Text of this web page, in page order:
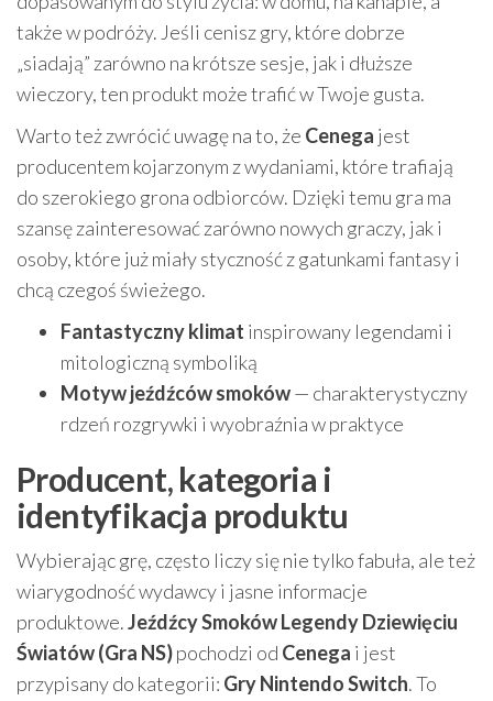
także w podróży. Jeśli cenisz gry, które dobrze
„siadają” zarówno na krótsze sesje, jak i dłuższe
wieczory, ten produkt może trafić w Twoje gusta.
Warto też zwrócić uwagę na to, że Cenega jest
producentem kojarzonym z wydaniami, które trafiają
do szerokiego grona odbiorców. Dzięki temu gra ma
szansę zainteresować zarówno nowych graczy, jak i
osoby, które już miały styczność z gatunkami fantasy i
chcą czegoś świeżego.
Fantastyczny klimat inspirowany legendami i
mitologiczną symboliką
Motyw jeźdźców smoków— charakterystyczny
rdzeń rozgrywki i wyobraźnia w praktyce
Producent, kategoria i
identyfikacja produktu
Wybierając grę, często liczy się nie tylko fabuła, ale też
wiarygodność wydawcy i jasne informacje
produktowe.Jeźdźcy Smoków Legendy Dziewięciu
Światów (Gra NS)pochodzi od Cenega i jest
przypisany do kategorii: Gry Nintendo Switch. To